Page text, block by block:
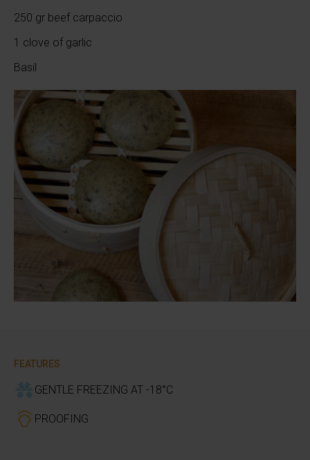
250 gr beef carpaccio
1 clove of garlic
Basil
FEATURES
GENTLE FREEZING AT -18°C
PROOFING